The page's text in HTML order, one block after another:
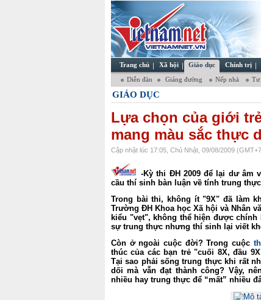
Trang chủ Xã hội Giáo dục Chính trị
Diễn đàn Giảng đường Nếp nhà Tư
GIÁO DỤC
Lựa chọn của giới
mang màu sắc thực
Cập nhật lúc 17:05, Chủ Nhật, 09/08/2009
-Kỳ thi ĐH 2009 để lại dư âm
cầu thí sinh bàn luận về tính trung
Trong bài thi, không ít "9X" đã làm
Trường ĐH Khoa học Xã hội và Nhân
kiểu "vẹt", không thể hiện được
sự trung thực nhưng thí sinh lại viết
Còn ở ngoài cuộc đời? Trong cuộc
thúc của các bạn trẻ "cuối 8X, đầu
Tại sao phải sống trung thực khi rất
dối mà vẫn đạt thành công? Vậy,
nhiều hay trung thực để “mất” nhiều